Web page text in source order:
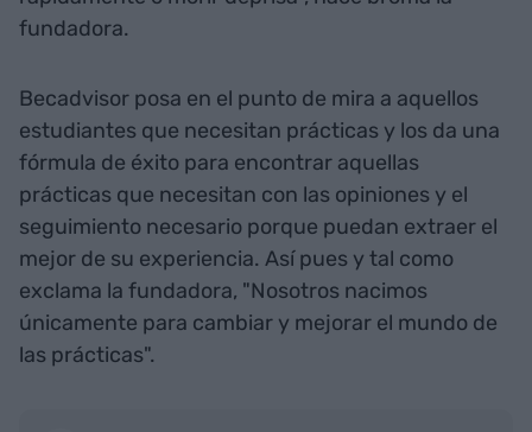
fundadora.
Becadvisor posa en el punto de mira a aquellos
estudiantes que necesitan prácticas y los da una
fórmula de éxito para encontrar aquellas
prácticas que necesitan con las opiniones y el
seguimiento necesario porque puedan extraer el
mejor de su experiencia. Así pues y tal como
exclama la fundadora, "Nosotros nacimos
únicamente para cambiar y mejorar el mundo de
las prácticas".